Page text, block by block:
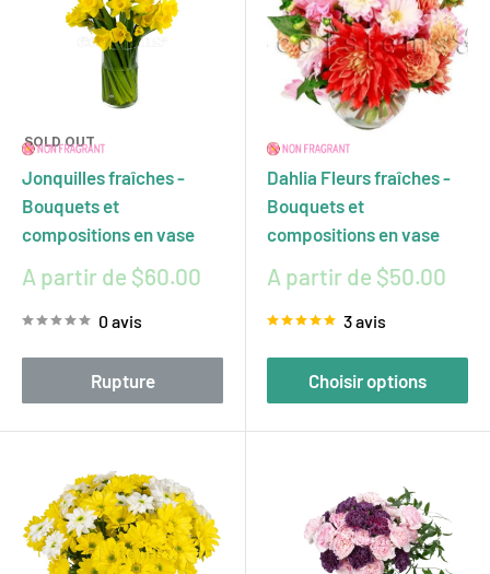
SOLD OUT
Jonquilles fraîches -
Bouquets et
compositions en vase
Prix
réduit
A partir de $60.00
0 avis
Rupture
Dahlia Fleurs fraîches -
Bouquets et
compositions en vase
Prix
réduit
A partir de $50.00
3 avis
Choisir options